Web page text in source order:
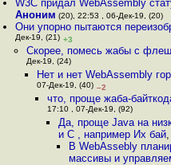
W3C придал WebAssembly
Аноним (20), 22:53 , 06-Дек-19, (20)
Они упорно пытаются
Дек-19, (21) +3
Скорее, помесь жабы с
Дек-19, (24)
Нет и нет WebAssembly
07-Дек-19, (40) –2
что, проще жаба-
17:10 , 07-Дек-19, (92)
Да, проще Java на
и C , например Их бай,
В WebAssebly
массивы и